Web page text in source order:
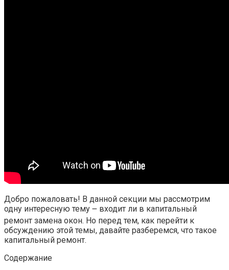
Добро пожаловать!​ В данной секции мы рассмотрим
одну интересную тему ౼ входит ли в капитальный
ремонт замена окон.​ Но перед тем, как перейти к
обсуждению этой темы, давайте разберемся, что такое
капитальный ремонт.​
Содержание